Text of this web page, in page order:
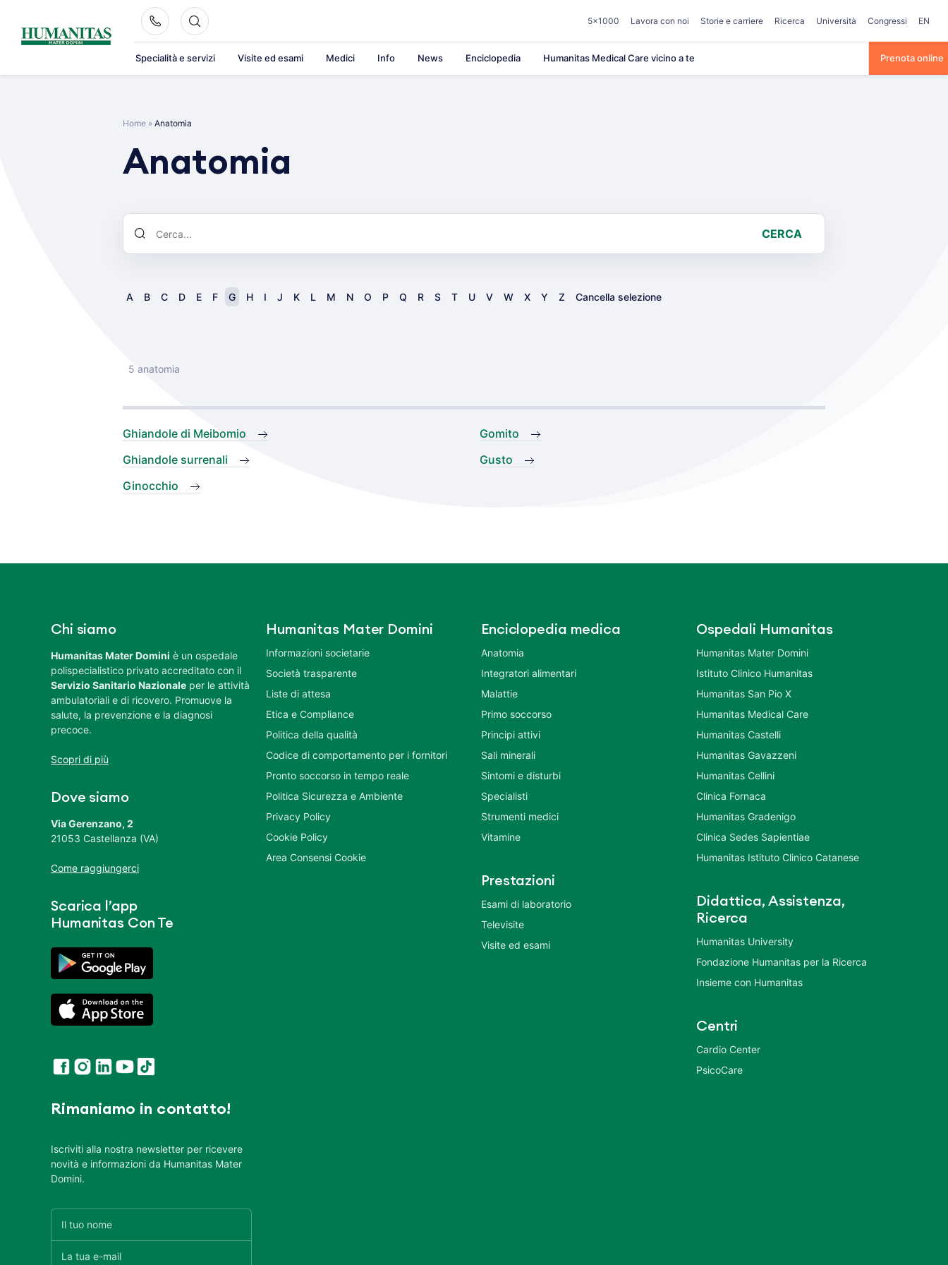
content
5×1000 Lavora con noi Storie e carriere Ricerca Università Congressi EN
Specialità e servizi Visite ed esami Medici Info News Enciclopedia Humanitas Medical Care vicino a te Prenota online
Home » Anatomia
Anatomia
CERCA
A B C D E F G H I J K L M N O P Q R S T U V W X Y Z Cancella selezione
5 anatomia
Ghiandole di Meibomio
Ghiandole surrenali
Ginocchio
Gomito
Gusto
Chi siamo
Humanitas Mater Domini è un ospedale
polispecialistico privato accreditato con il
Servizio Sanitario Nazionale per le attività
ambulatoriali e di ricovero. Promuove la
salute, la prevenzione e la diagnosi
precoce.
Scopri di più
Dove siamo
Via Gerenzano, 2
21053 Castellanza (VA)
Come raggiungerci
Scarica l’app
Humanitas Con Te
Rimaniamo in contatto!
Iscriviti alla nostra newsletter per ricevere
novità e informazioni da Humanitas Mater
Domini.
Humanitas Mater Domini
Informazioni societarie
Società trasparente
Liste di attesa
Etica e Compliance
Politica della qualità
Codice di comportamento per i fornitori
Pronto soccorso in tempo reale
Politica Sicurezza e Ambiente
Privacy Policy
Cookie Policy
Area Consensi Cookie
Enciclopedia medica
Anatomia
Integratori alimentari
Malattie
Primo soccorso
Principi attivi
Sali minerali
Sintomi e disturbi
Specialisti
Strumenti medici
Vitamine
Prestazioni
Esami di laboratorio
Televisite
Visite ed esami
Ospedali Humanitas
Humanitas Mater Domini
Istituto Clinico Humanitas
Humanitas San Pio X
Humanitas Medical Care
Humanitas Castelli
Humanitas Gavazzeni
Humanitas Cellini
Clinica Fornaca
Humanitas Gradenigo
Clinica Sedes Sapientiae
Humanitas Istituto Clinico Catanese
Didattica, Assistenza,
Ricerca
Humanitas University
Fondazione Humanitas per la Ricerca
Insieme con Humanitas
Centri
Cardio Center
PsicoCare